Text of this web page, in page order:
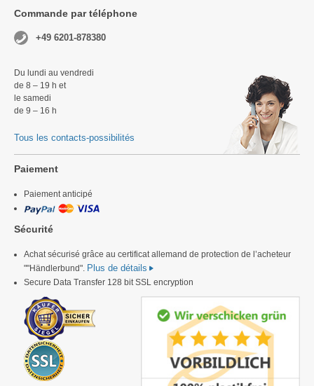
Commande par téléphone
+49 6201-878380
Du lundi au vendredi
de 8 – 19 h et
le samedi
de 9 – 16 h
Tous les contacts-possibilités
Paiement
Paiement anticipé
Sécurité
Achat sécurisé grâce au certificat allemand de protection de l’acheteur
""Händlerbund". Plus de détails
Secure Data Transfer 128 bit SSL encryption